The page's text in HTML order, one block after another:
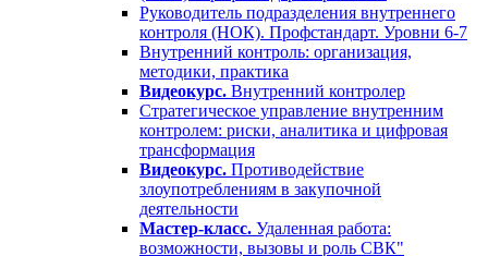
Руководитель подразделения внутреннего
контроля (НОК). Профстандарт. Уровни 6-7
Внутренний контроль: организация,
методики, практика
Видеокурс. Внутренний контролер
Стратегическое управление внутренним
контролем: риски, аналитика и цифровая
трансформация
Видеокурс. Противодействие
злоупотреблениям в закупочной
деятельности
Мастер-класс. Удаленная работа:
возможности, вызовы и роль СВК"